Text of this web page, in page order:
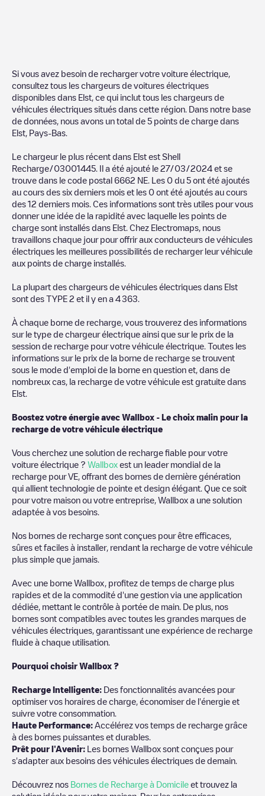
Si vous avez besoin de recharger votre voiture électrique,
consultez tous les chargeurs de voitures électriques
disponibles dans Elst , ce qui inclut tous les chargeurs de
véhicules électriques situés dans cette région. Dans notre base
de données, nous avons un total de 5 points de charge dans
Elst Pays-Bas
Le chargeur le plus récent dans Elst est Shell
Recharge/03001445 . Il a été ajouté le 27/03/2024 et se
trouve dans le code postal 6662 NE . Les 0 du 5 ont été ajoutés
au cours des six derniers mois et les 0 ont été ajoutés au cours
des 12 derniers mois. Ces informations sont très utiles pour vous
donner une idée de la rapidité avec laquelle les points de
charge sont installés dans Elst . Chez Electromaps, nous
travaillons chaque jour pour offrir aux conducteurs de véhicules
électriques les meilleures possibilités de recharger leur véhicule
aux points de charge installés.
La plupart des chargeurs de véhicules électriques dans Elst
sont des TYPE 2 et il y en a 4 363
À chaque borne de recharge, vous trouverez des informations
sur le type de chargeur électrique ainsi que sur le prix de la
session de recharge pour votre véhicule électrique. Toutes les
informations sur le prix de la borne de recharge se trouvent
sous le mode d'emploi de la borne en question et, dans de
nombreux cas, la recharge de votre véhicule est gratuite dans
Elst
Boostez votre énergie avec Wallbox - Le choix malin pour la
recharge de votre véhicule électrique
Vous cherchez une solution de recharge fiable pour votre
voiture électrique ? Wallbox est un leader mondial de la
recharge pour VE, offrant des bornes de dernière génération
qui allient technologie de pointe et design élégant. Que ce soit
pour votre maison ou votre entreprise, Wallbox a une solution
adaptée à vos besoins.
Nos bornes de recharge sont conçues pour être efficaces,
sûres et faciles à installer, rendant la recharge de votre véhicule
plus simple que jamais.
Avec une borne Wallbox, profitez de temps de charge plus
rapides et de la commodité d'une gestion via une application
dédiée, mettant le contrôle à portée de main. De plus, nos
bornes sont compatibles avec toutes les grandes marques de
véhicules électriques, garantissant une expérience de recharge
fluide à chaque utilisation.
Pourquoi choisir Wallbox ?
Recharge Intelligente: Des fonctionnalités avancées pour
optimiser vos horaires de charge, économiser de l'énergie et
suivre votre consommation.
Haute Performance: Accélérez vos temps de recharge grâce
à des bornes puissantes et durables.
Prêt pour l'Avenir: Les bornes Wallbox sont conçues pour
s'adapter aux besoins des véhicules électriques de demain.
Découvrez nos Bornes de Recharge à Domicile et trouvez la